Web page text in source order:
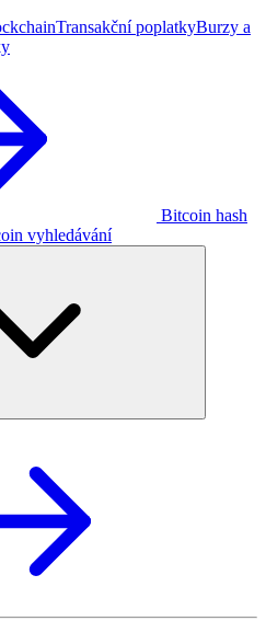
Transakční poplatkyBurzy a
Bitcoin hash
vyhledávání